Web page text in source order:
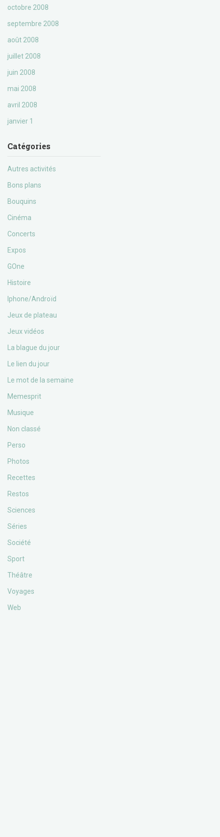
octobre 2008
septembre 2008
août 2008
juillet 2008
juin 2008
mai 2008
avril 2008
janvier 1
Catégories
Autres activités
Bons plans
Bouquins
Cinéma
Concerts
Expos
GOne
Histoire
Iphone/Androïd
Jeux de plateau
Jeux vidéos
La blague du jour
Le lien du jour
Le mot de la semaine
Memesprit
Musique
Non classé
Perso
Photos
Recettes
Restos
Sciences
Séries
Société
Sport
Théâtre
Voyages
Web